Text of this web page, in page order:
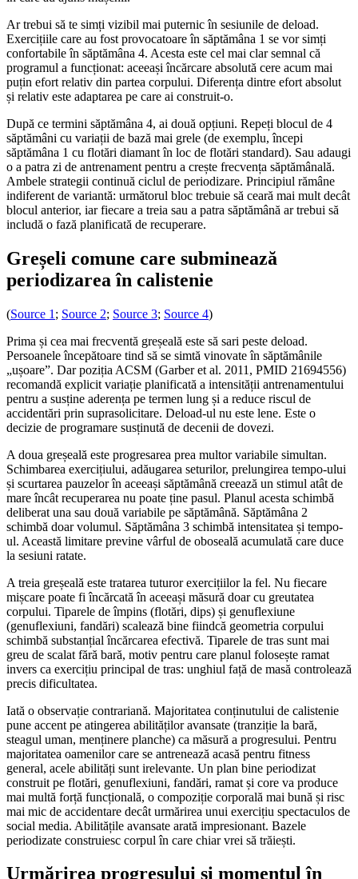
Ar trebui să te simți vizibil mai puternic în sesiunile de deload.
Exercițiile care au fost provocatoare în săptămâna 1 se vor simți
confortabile în săptămâna 4. Acesta este cel mai clar semnal că
programul a funcționat: aceeași încărcare absolută cere acum mai
puțin efort relativ din partea corpului. Diferența dintre efort absolut
și relativ este adaptarea pe care ai construit-o.
După ce termini săptămâna 4, ai două opțiuni. Repeți blocul de 4
săptămâni cu variații de bază mai grele (de exemplu, începi
săptămâna 1 cu flotări diamant în loc de flotări standard). Sau adaugi
o a patra zi de antrenament pentru a crește frecvența săptămânală.
Ambele strategii continuă ciclul de periodizare. Principiul rămâne
indiferent de variantă: următorul bloc trebuie să ceară mai mult decât
blocul anterior, iar fiecare a treia sau a patra săptămână ar trebui să
includă o fază planificată de recuperare.
Greșeli comune care subminează
periodizarea în calistenie
(Source 1 ; Source 2; Source 3; Source 4)
Prima și cea mai frecventă greșeală este să sari peste deload.
Persoanele începătoare tind să se simtă vinovate în săptămânile
„ușoare”. Dar poziția ACSM (Garber et al. 2011, PMID 21694556)
recomandă explicit variație planificată a intensității antrenamentului
pentru a susține aderența pe termen lung și a reduce riscul de
accidentări prin suprasolicitare. Deload-ul nu este lene. Este o
decizie de programare susținută de decenii de dovezi.
A doua greșeală este progresarea prea multor variabile simultan.
Schimbarea exercițiului, adăugarea seturilor, prelungirea tempo-ului
și scurtarea pauzelor în aceeași săptămână creează un stimul atât de
mare încât recuperarea nu poate ține pasul. Planul acesta schimbă
deliberat una sau două variabile pe săptămână. Săptămâna 2
schimbă doar volumul. Săptămâna 3 schimbă intensitatea și tempo-
ul. Această limitare previne vârful de oboseală acumulată care duce
la sesiuni ratate.
A treia greșeală este tratarea tuturor exercițiilor la fel. Nu fiecare
mișcare poate fi încărcată în aceeași măsură doar cu greutatea
corpului. Tiparele de împins (flotări, dips) și genuflexiune
(genuflexiuni, fandări) scalează bine fiindcă geometria corpului
schimbă substanțial încărcarea efectivă. Tiparele de tras sunt mai
greu de scalat fără bară, motiv pentru care planul folosește ramat
invers ca exercițiu principal de tras: unghiul față de masă controlează
precis dificultatea.
Iată o observație contrariană. Majoritatea conținutului de calistenie
pune accent pe atingerea abilităților avansate (tranziție la bară,
steagul uman, menținere planche) ca măsură a progresului. Pentru
majoritatea oamenilor care se antrenează acasă pentru fitness
general, acele abilități sunt irelevante. Un plan bine periodizat
construit pe flotări, genuflexiuni, fandări, ramat și core va produce
mai multă forță funcțională, o compoziție corporală mai bună și risc
mai mic de accidentare decât urmărirea unui exercițiu spectaculos de
social media. Abilitățile avansate arată impresionant. Bazele
periodizate construiesc corpul în care chiar vrei să trăiești.
Urmărirea progresului și momentul în